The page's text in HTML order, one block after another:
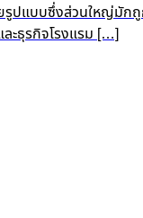
ปแบบซึ่งส่วนใหญ่มั
ละธุรกิจโรงแรม […]